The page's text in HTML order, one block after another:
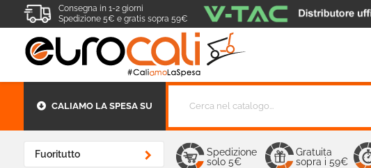
Consegna in 1-2 giorni
Spedizione 5€ e gratis sopra 59€
CALIAMO LA SPESA SU
Fuoritutto 
Spedizione
solo 5€
Gratuita
sopra i 59€